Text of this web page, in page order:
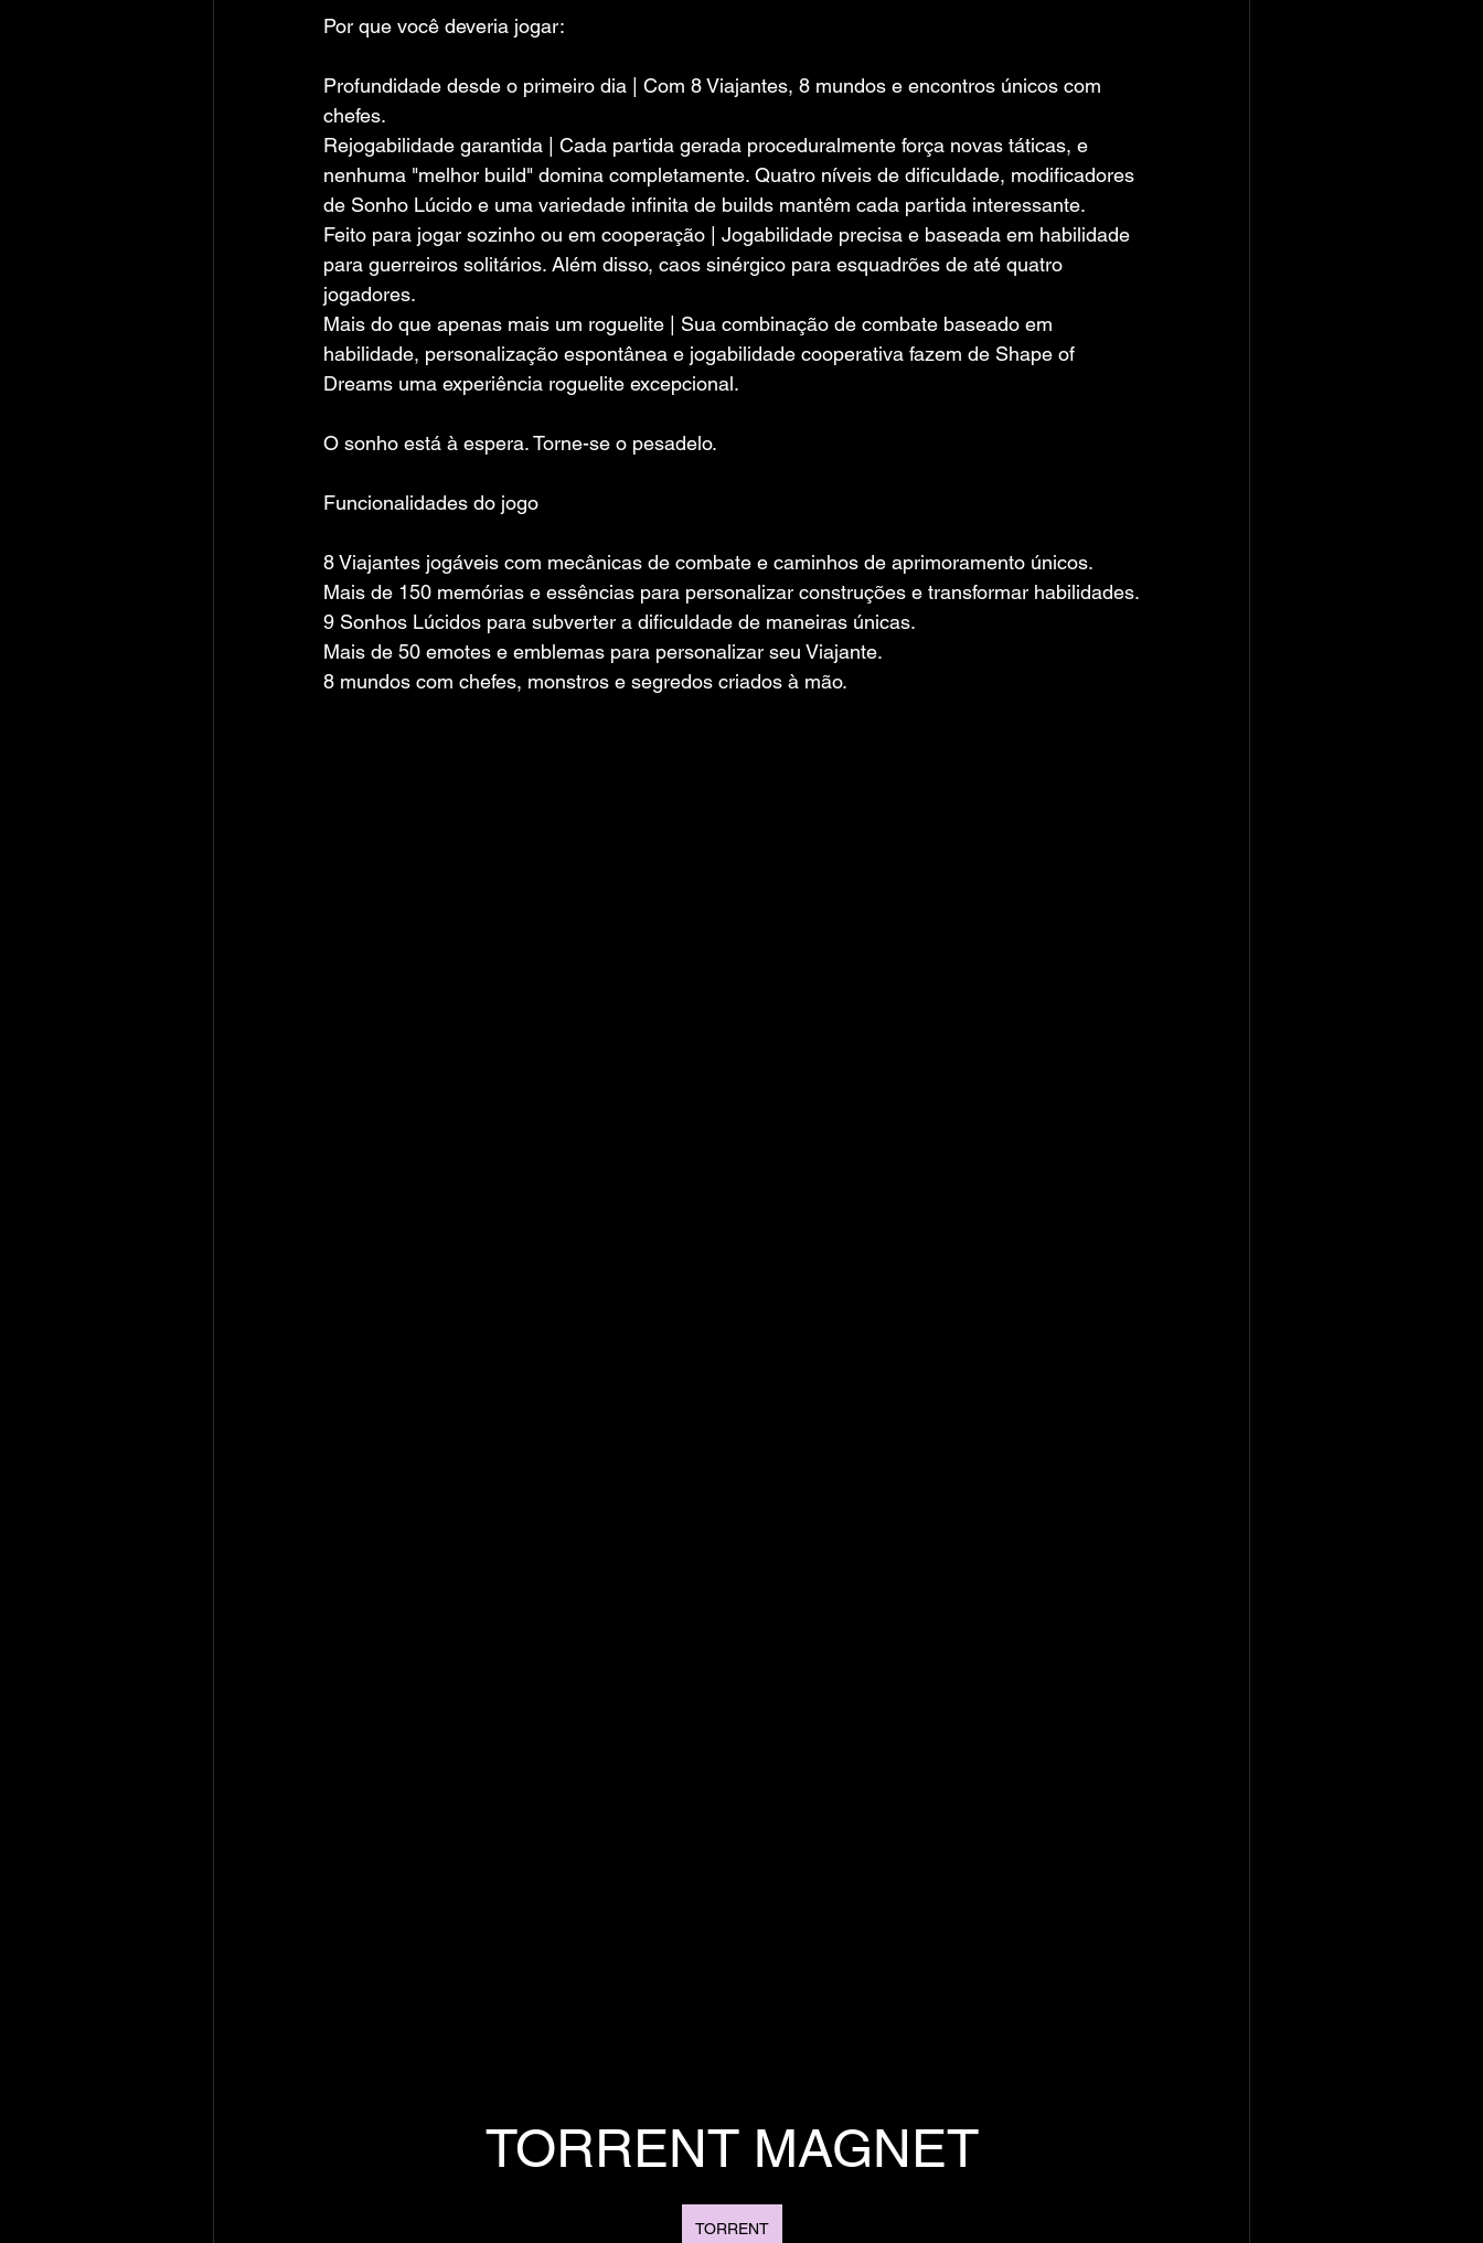
Por que você deveria jogar:
Profundidade desde o primeiro dia | Com 8 Viajantes, 8 mundos e encontros únicos com
chefes.
Rejogabilidade garantida | Cada partida gerada proceduralmente força novas táticas, e
nenhuma "melhor build" domina completamente. Quatro níveis de dificuldade, modificadores
de Sonho Lúcido e uma variedade infinita de builds mantêm cada partida interessante.
Feito para jogar sozinho ou em cooperação | Jogabilidade precisa e baseada em habilidade
para guerreiros solitários. Além disso, caos sinérgico para esquadrões de até quatro
jogadores.
Mais do que apenas mais um roguelite | Sua combinação de combate baseado em
habilidade, personalização espontânea e jogabilidade cooperativa fazem de Shape of
Dreams uma experiência roguelite excepcional.
O sonho está à espera. Torne-se o pesadelo.
Funcionalidades do jogo
8 Viajantes jogáveis ​​com mecânicas de combate e caminhos de aprimoramento únicos.
Mais de 150 memórias e essências para personalizar construções e transformar habilidades.
9 Sonhos Lúcidos para subverter a dificuldade de maneiras únicas.
Mais de 50 emotes e emblemas para personalizar seu Viajante.
8 mundos com chefes, monstros e segredos criados à mão.
TORRENT MAGNET
TORRENT